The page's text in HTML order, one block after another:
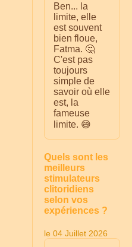
Ben... la
limite, elle
est souvent
bien floue,
Fatma. 🤔
C'est pas
toujours
simple de
savoir où elle
est, la
fameuse
limite. 😅
Quels sont les
meilleurs
stimulateurs
clitoridiens
selon vos
expériences ?
le 04 Juillet 2026